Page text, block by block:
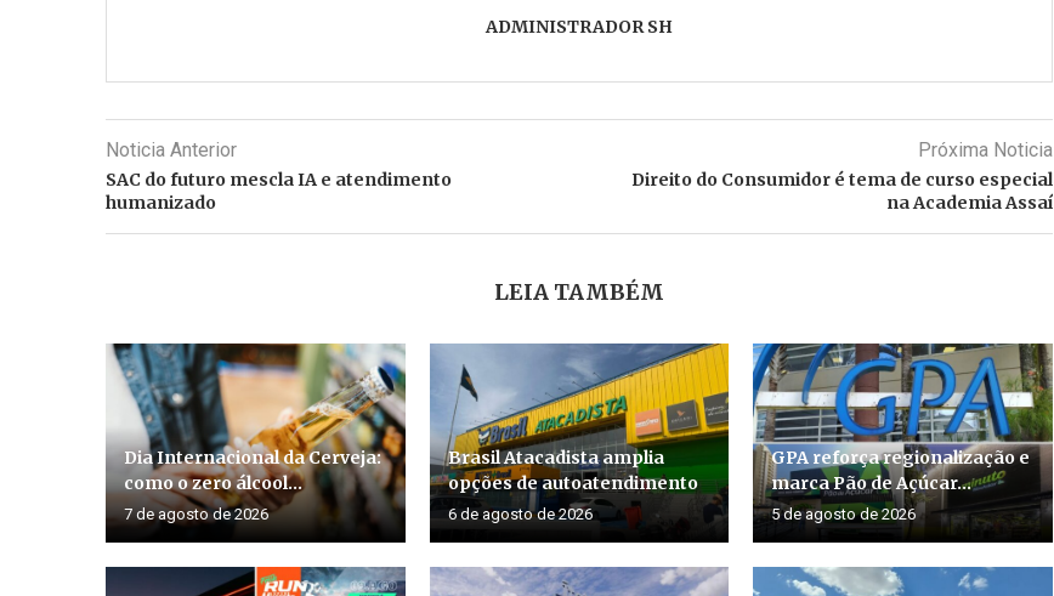
ADMINISTRADOR SH
Noticia Anterior
SAC do futuro mescla IA e atendimento
humanizado
Próxima Noticia
Direito do Consumidor é tema de curso especial
na Academia Assaí
LEIA TAMBÉM
Dia Internacional da Cerveja:
como o zero álcool...
7 de agosto de 2026
Brasil Atacadista amplia
opções de autoatendimento
6 de agosto de 2026
GPA reforça regionalização e
marca Pão de Açúcar...
5 de agosto de 2026